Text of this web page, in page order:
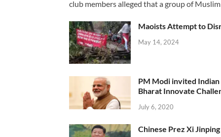
club members alleged that a group of
Maoists Attempt to
May 14, 2024
PM Modi invited
Bharat Innovate
July 6, 2020
Chinese Prez Xi